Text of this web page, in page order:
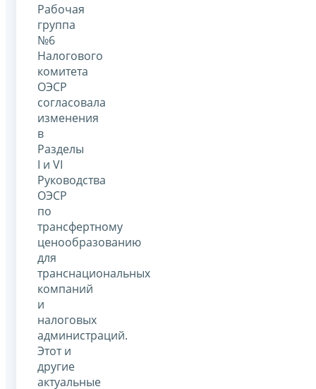
Рабочая
группа
№6
Налогового
комитета
ОЭСР
согласовала
изменения
в
Разделы
I и VI
Руководства
ОЭСР
по
трансфертному
ценообразованию
для
транснациональных
компаний
и
налоговых
администраций.
Этот и
другие
актуальные